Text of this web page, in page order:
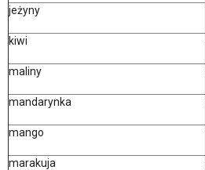
jeżyny
kiwi
maliny
mandarynka
mango
marakuja